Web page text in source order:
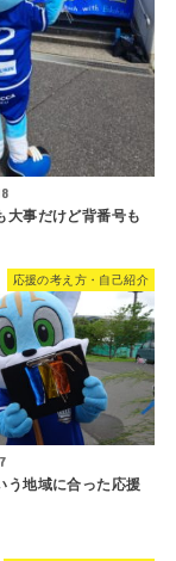
大事だけど背番号も
応援の考え方・自己紹介
う地域に合った応援